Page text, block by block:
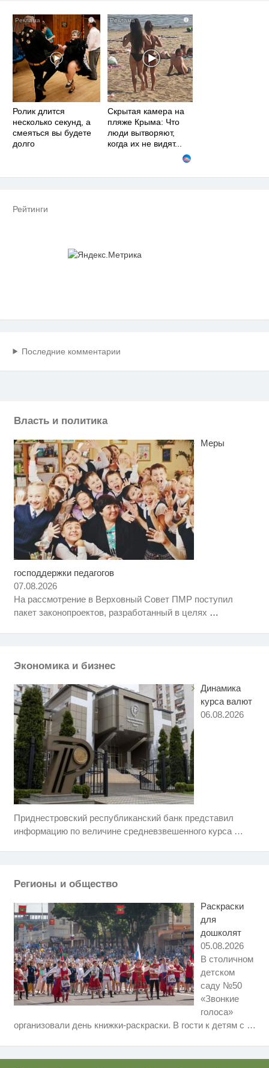
i
Ролик длится
несколько секунд, а
смеяться вы будете
долго
i
Скрытая камера на
пляже Крыма: Что
люди вытворяют,
когда их не видят...
Рейтинги
Последние комментарии
Власть и политика
Меры
господдержки педагогов
07.08.2026
На рассмотрение в Верховный Совет ПМР поступил
пакет законопроектов, разработанный в целях …
Экономика и бизнес
Динамика
курса валют
06.08.2026
Приднестровский республиканский банк представил
информацию по величине средневзвешенного курса …
Регионы и общество
Раскраски
для
дошколят
05.08.2026
В столичном
детском
саду №50
«Звонкие
голоса»
организовали день книжки-раскраски. В гости к детям с …
Ролик длится несколько секунд,
Скрытая камера на пляже
Крыма: Что люди вытворяют,
i
Ролик длится пару секунд, но
Королева вагона отожгла! Видео
Ржу не переставая, это видео
без слов! Пересмотрела 10 раз